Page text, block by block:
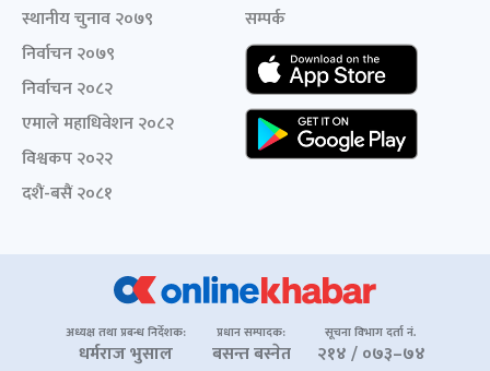
स्थानीय चुनाव २०७९
निर्वाचन २०७९
निर्वाचन २०८२
एमाले महाधिवेशन २०८२
विश्वकप २०२२
दशैं-बसैं २०८१
सम्पर्क
अध्यक्ष तथा प्रबन्ध निर्देशक:
धर्मराज भुसाल
प्रधान सम्पादक:
बसन्त बस्नेत
सूचना विभाग दर्ता नं.
२१४ / ०७३–७४